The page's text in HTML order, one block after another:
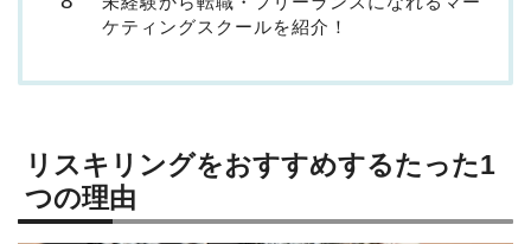
ケティングスクールを紹介！
リスキリングをおすすめするたった1
つの理由